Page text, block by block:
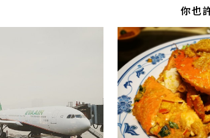
你也